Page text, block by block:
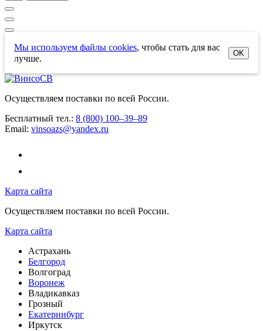
Мы используем файлы cookies, чтобы стать для вас
лучше.
OK
Осуществляем поставки по всей России.
Бесплатный тел.: 8 (800) 100–39–89
Email: vinsoazs@yandex.ru
Карта сайта
Осуществляем поставки по всей России.
Карта сайта
Астрахань
Белгород
Волгоград
Воронеж
Владикавказ
Грозный
Екатеринбург
Иркутск